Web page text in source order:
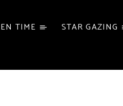
TIME STAR GAZING